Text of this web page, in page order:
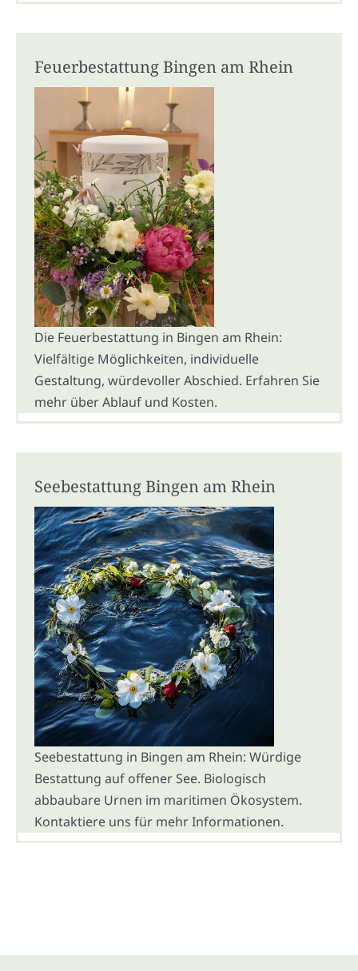
Feuerbestattung Bingen am Rhein
Die Feuerbestattung in Bingen am Rhein:
Vielfältige Möglichkeiten, individuelle
Gestaltung, würdevoller Abschied. Erfahren Sie
mehr über Ablauf und Kosten.
Seebestattung Bingen am Rhein
Seebestattung in Bingen am Rhein: Würdige
Bestattung auf offener See. Biologisch
abbaubare Urnen im maritimen Ökosystem.
Kontaktiere uns für mehr Informationen.